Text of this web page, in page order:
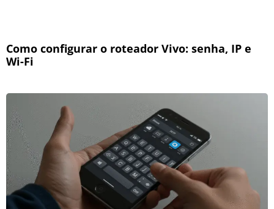
Como configurar o roteador Vivo: senha, IP e
Wi-Fi